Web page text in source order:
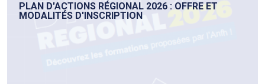
PLAN D'ACTIONS RÉGIONAL 2026 : OFFRE ET
MODALITÉS D'INSCRIPTION